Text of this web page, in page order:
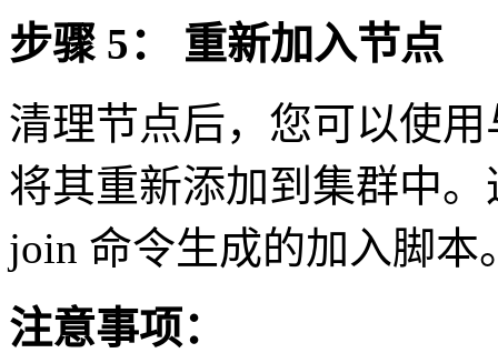
步骤 5： 重新加入节点
清理节点后，您可以使
将其重新添加到集群中。
join 命令生成的加入脚本
注意事项：